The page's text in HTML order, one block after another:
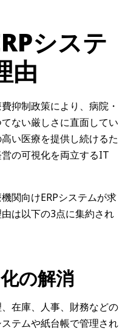
システ
由
抑制政策により、病院・
ない厳しさに直面してい
い医療を提供し続けるた
の可視化を両立するIT
関向けERPシステムが求
は以下の3点に集約され
の解消
在庫、人事、財務などの
テムや紙台帳で管理され